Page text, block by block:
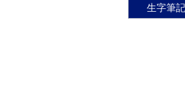
生字筆記